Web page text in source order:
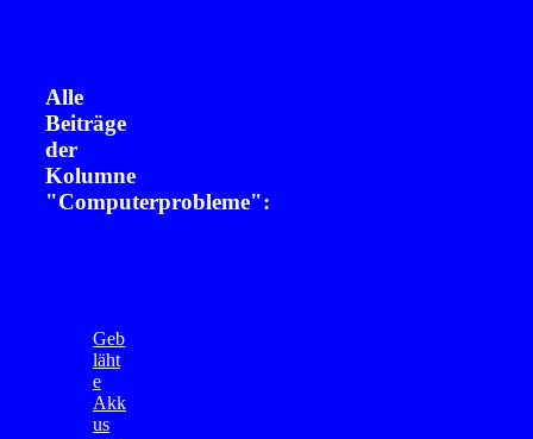
Alle
Beiträge
der
Kolumne
"Computerprobleme":
Geb
läht
e
Akk
us